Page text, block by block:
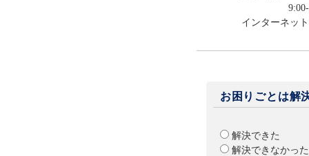
9:00-12:00
インターネッ
お困りごとは解
解決できた
解決できなかった